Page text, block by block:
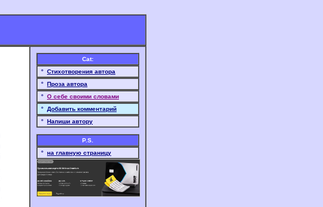
Cat:
° Стихотворения автора
° Проза автора
° О себе своими словами
° Добавить комментарий
° Напиши автору
P.S.
° на главную страницу